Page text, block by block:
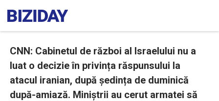
CNN: Cabinetul de război al Israelului nu a
luat o decizie în privința răspunsului la
atacul iranian, după ședința de duminică
după-amiază. Miniștrii au cerut armatei să